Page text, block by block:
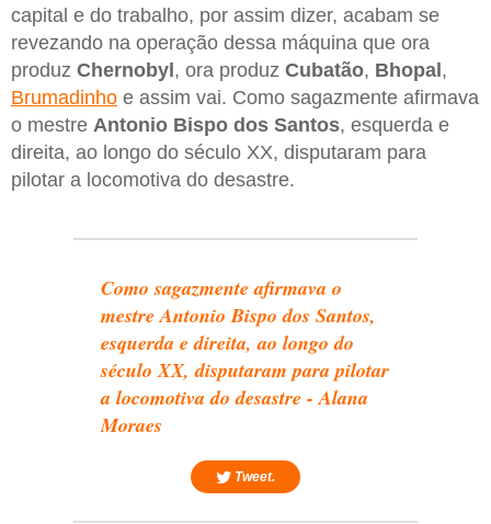
capital e do trabalho, por assim dizer, acabam se
revezando na operação dessa máquina que ora
produz Chernobyl, ora produz Cubatão, Bhopal,
Brumadinho e assim vai. Como sagazmente afirmava
o mestre Antonio Bispo dos Santos, esquerda e
direita, ao longo do século XX, disputaram para
pilotar a locomotiva do desastre.
Como sagazmente afirmava o
mestre Antonio Bispo dos Santos,
esquerda e direita, ao longo do
século XX, disputaram para pilotar
a locomotiva do desastre - Alana
Moraes
Tweet.